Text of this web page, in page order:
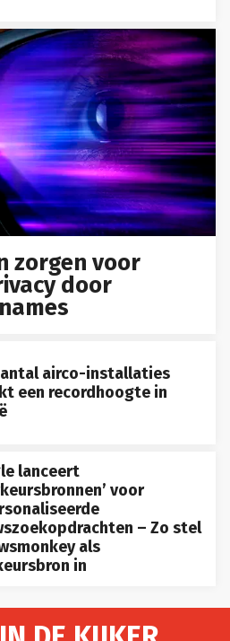
zorgen voor
door
airco-installaties
een recordhoogte in
lanceert
voor
– Zo stel
als
in